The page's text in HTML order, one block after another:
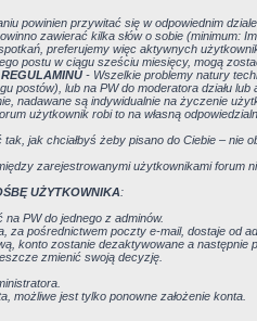
powinien przywitać się w odpowiednim
zawierać kilka słów o sobie
preferujemy więc aktywnych
postu w ciągu sześciu miesięcy, mogą
- Wszelkie problemy natury
postów), lub na PW do moderatora działu lub
nadawane są indywidualnie na życzenie
użytkownik robi to na własną
jak chciałbyś żeby pisano do Ciebie – nie
zarejestrowanymi użytkownikami forum
UŻYTKOWNIKA:
PW do jednego z adminów.
za pośrednictwem poczty e-mail, dostaje od
konto zostanie dezaktywowane a następnie
zmienić swoją decyzję.
możliwe jest tylko ponowne założenie konta.